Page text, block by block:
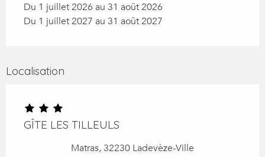
Du 1 juillet 2026 au 31 août 2026
Du 1 juillet 2027 au 31 août 2027
Localisation
GÎTE LES TILLEULS
Matras, 32230 Ladevèze-Ville